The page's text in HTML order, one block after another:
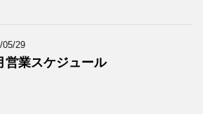
05/29
営業スケジュール